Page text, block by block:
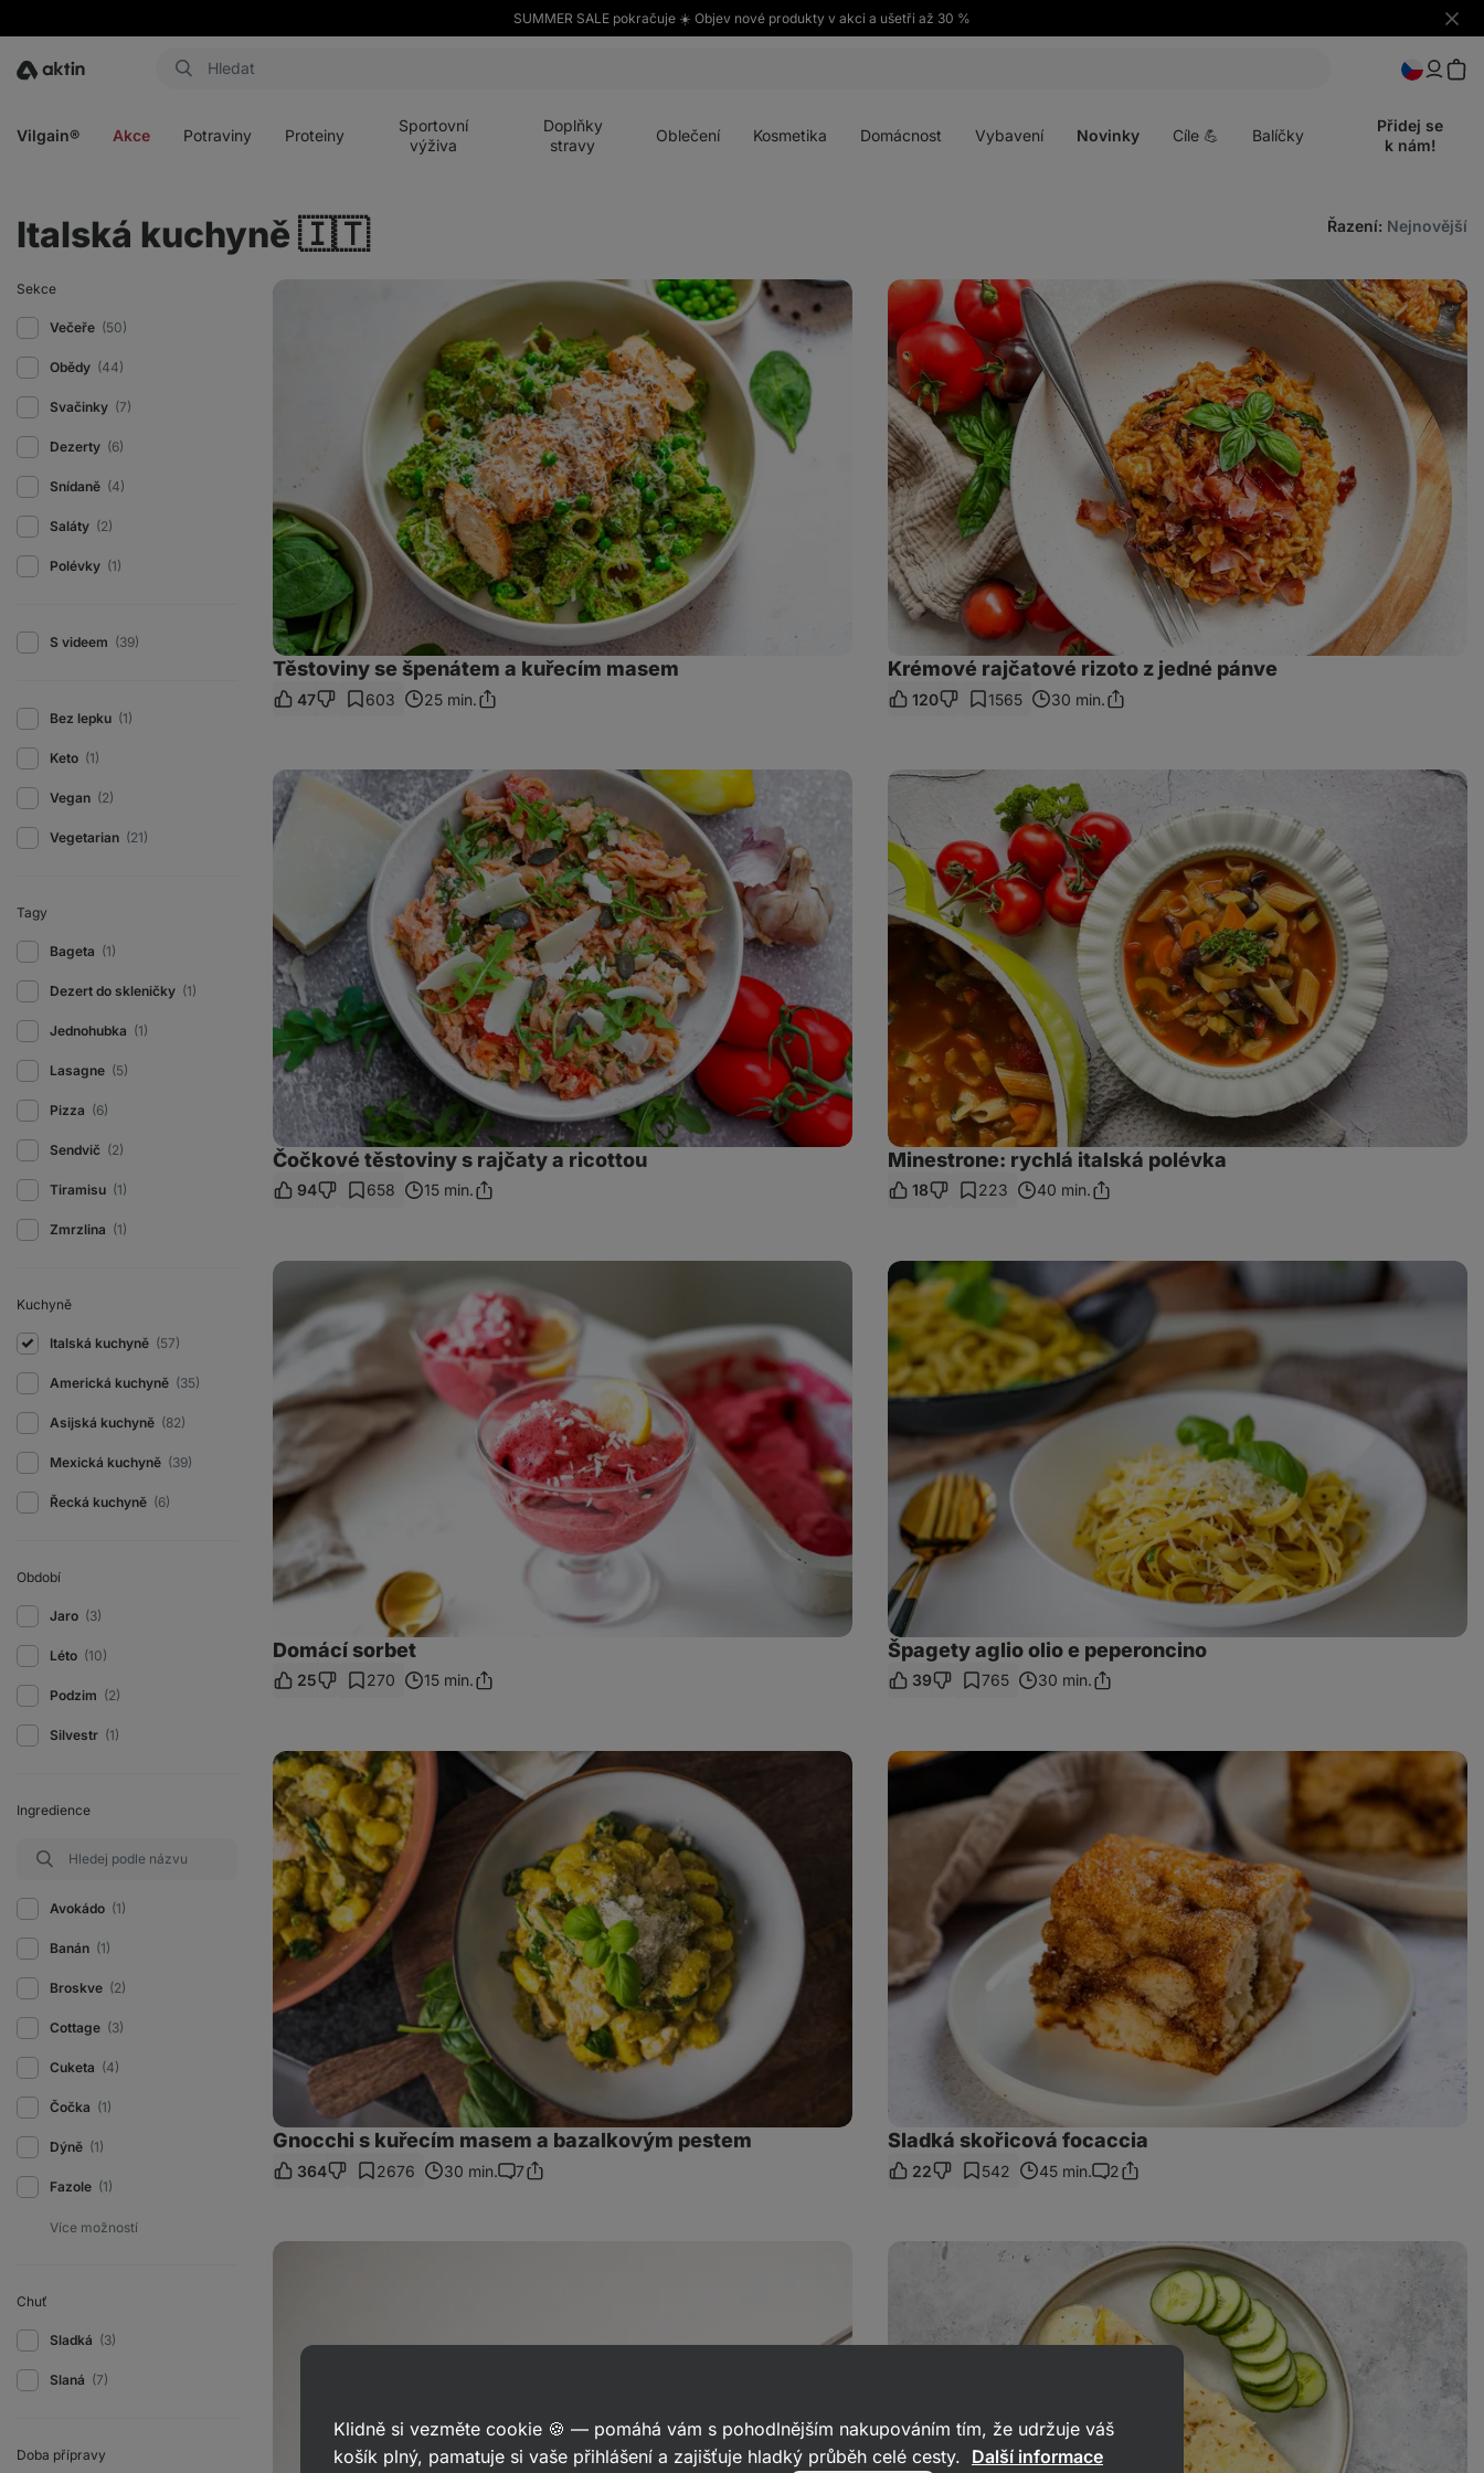
SUMMER SALE pokračuje ☀️ Objev nové produkty v akci a ušetři až 30 %
Skrýt
Aktin
Vilgain® Akce Potraviny Proteiny
Sportovní
výživa
Doplňky
stravy
Oblečení Kosmetika Domácnost Vybavení Novinky Cíle 💪 Balíčky
Přidej se
k nám!
Italská kuchyně 🇮🇹 Řazení: Nejnovější
Sekce
Večeře (50)
Obědy (44)
Svačinky (7)
Dezerty (6)
Snídaně (4)
Saláty (2)
Polévky (1)
S videem (39)
Bez lepku (1)
Keto (1)
Vegan (2)
Vegetarian (21)
Tagy
Bageta (1)
Dezert do skleničky (1)
Jednohubka (1)
Lasagne (5)
Pizza (6)
Sendvič (2)
Tiramisu (1)
Zmrzlina (1)
Kuchyně
Italská kuchyně (57)
Americká kuchyně (35)
Asijská kuchyně (82)
Mexická kuchyně (39)
Řecká kuchyně (6)
Období
Jaro (3)
Léto (10)
Podzim (2)
Silvestr (1)
Ingredience
Avokádo (1)
Banán (1)
Broskve (2)
Cottage (3)
Cuketa (4)
Čočka (1)
Dýně (1)
Fazole (1)
Chuť
Sladká (3)
Slaná (7)
Doba přípravy
Těstoviny se špenátem a kuřecím masem
47 603 25 min.Sdílet
Krémové
rajčatové
jedné
pánve
Krémové rajčatové rizoto z jedné pánve
120 1565 30 min.Sdílet
Čočkové
těstoviny
s
rajčaty
a
Čočkové těstoviny s rajčaty a ricottou
94 658 15 min.Sdílet
Minestrone:
polévka
Minestrone: rychlá italská polévka
18 223 40 min.Sdílet
Domácí
Domácí sorbet
25 270 15 min.Sdílet
Špagety
aglio
olio
e
peperoncino
Špagety aglio olio e peperoncino
39 765 30 min.Sdílet
Gnocchi
s
kuřecím
masem
a
bazalkovým
pestem
Gnocchi s kuřecím masem a bazalkovým pestem
364 2676 30 min.
Komentáře
7Sdílet
Sladká
skořicová
Sladká skořicová focaccia
22 542 45 min.
Komentáře
2Sdílet
Veganské
Snídaňová
Klidně si vezměte cookie 🍪 — pomáhá vám s pohodlnějším nakupováním tím, že udržuje váš
košík plný, pamatuje si vaše přihlášení a zajišťuje hladký průběh celé cesty. Další informace